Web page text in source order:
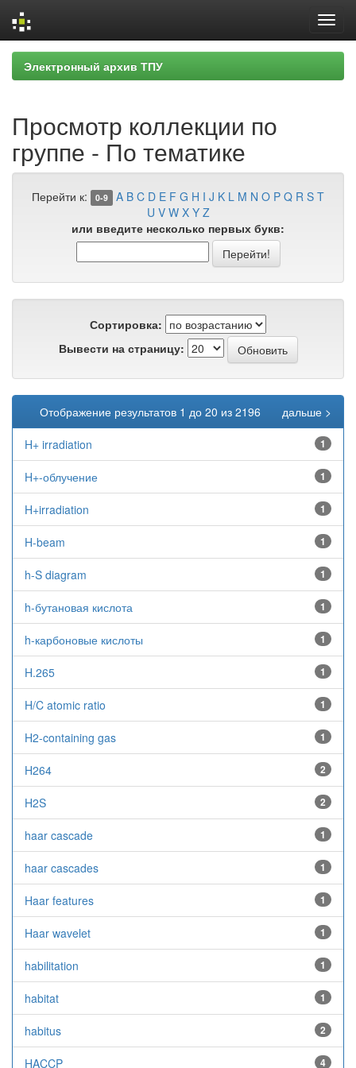
Skip
navigation
Электронный архив ТПУ
Просмотр коллекции по
группе - По тематике
Перейти к: 0-9 A B C D E F G H I J K L M N O P Q R S T
U V W X Y Z
или введите несколько первых букв:
Сортировка:
Вывести на страницу:
Отображение результатов 1 до 20 из 2196 дальше >
H+ irradiation 1
H+-облучение 1
H+irradiation 1
H-beam 1
h-S diagram 1
h-бутановая кислота 1
h-карбоновые кислоты 1
H.265 1
H/C atomic ratio 1
H2-containing gas 1
H264 2
H2S 2
haar cascade 1
haar cascades 1
Haar features 1
Haar wavelet 1
habilitation 1
habitat 1
habitus 2
HACCP 4